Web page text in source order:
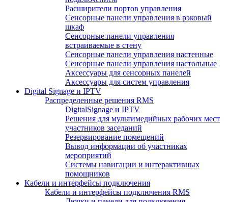
Расширители портов управления
Сенсорные панели управления в рэковый
шкаф
Сенсорные панели управления
встраиваемые в стену
Сенсорные панели управления настенные
Сенсорные панели управления настольные
Аксессуары для сенсорных панелей
Аксессуары для систем управления
Digital Signage и IPTV
Распределенные решения RMS
DigitalSignage и IPTV
Решения для мультимедийных рабочих мест
участников заседаний
Резервирование помещений
Вывод информации об участниках
мероприятий
Системы навигации и интерактивных
помощников
Кабели и интерфейсы подключения
Кабели и интерфейсы подключения RMS